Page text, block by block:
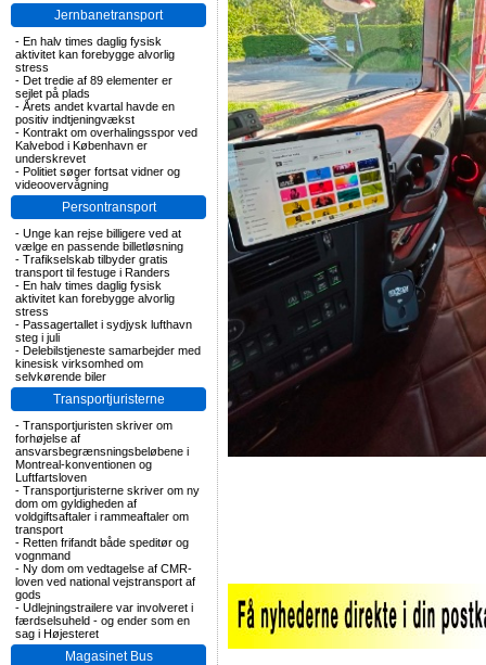
Jernbanetransport
- En halv times daglig fysisk
aktivitet kan forebygge alvorlig
stress
- Det tredie af 89 elementer er
sejlet på plads
- Årets andet kvartal havde en
positiv indtjeningvækst
- Kontrakt om overhalingsspor ved
Kalvebod i København er
underskrevet
- Politiet søger fortsat vidner og
videoovervågning
Persontransport
- Unge kan rejse billigere ved at
vælge en passende billetløsning
- Trafikselskab tilbyder gratis
transport til festuge i Randers
- En halv times daglig fysisk
aktivitet kan forebygge alvorlig
stress
- Passagertallet i sydjysk lufthavn
steg i juli
- Delebilstjeneste samarbejder med
kinesisk virksomhed om
selvkørende biler
Transportjuristerne
- Transportjuristen skriver om
forhøjelse af
ansvarsbegrænsningsbeløbene i
Montreal-konventionen og
Luftfartsloven
- Transportjuristerne skriver om ny
dom om gyldigheden af
voldgiftsaftaler i rammeaftaler om
transport
- Retten frifandt både speditør og
vognmand
- Ny dom om vedtagelse af CMR-
loven ved national vejstransport af
gods
- Udlejningstrailere var involveret i
færdselsuheld - og ender som en
sag i Højesteret
Magasinet Bus